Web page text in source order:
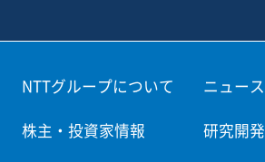
NTTグループについて ニュース
株主・投資家情報 研究開発